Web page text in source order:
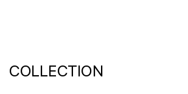
COLLECTION